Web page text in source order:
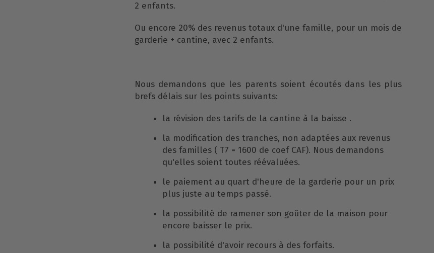
2 enfants.
Ou encore 20% des revenus totaux d'une famille, pour un mois de
garderie + cantine, avec 2 enfants.
Nous demandons que les parents soient écoutés dans les plus
brefs délais sur les points suivants:
la révision des tarifs de la cantine à la baisse .
la modification des tranches, non adaptées aux revenus
des familles ( T7 = 1600 de coef CAF). Nous demandons
qu'elles soient toutes réévaluées.
le paiement au quart d'heure de la garderie pour un prix
plus juste au temps passé.
la possibilité de ramener son goûter de la maison pour
encore baisser le prix.
la possibilité d'avoir recours à des forfaits.